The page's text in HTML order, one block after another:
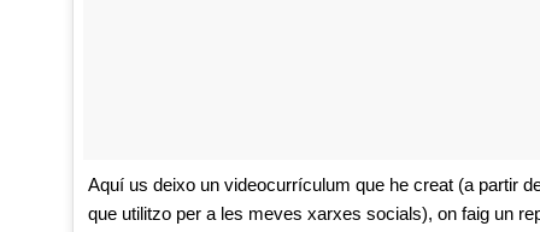
Aquí us deixo un videocurrículum que he creat (a partir
que utilitzo per a les meves xarxes socials), on faig un